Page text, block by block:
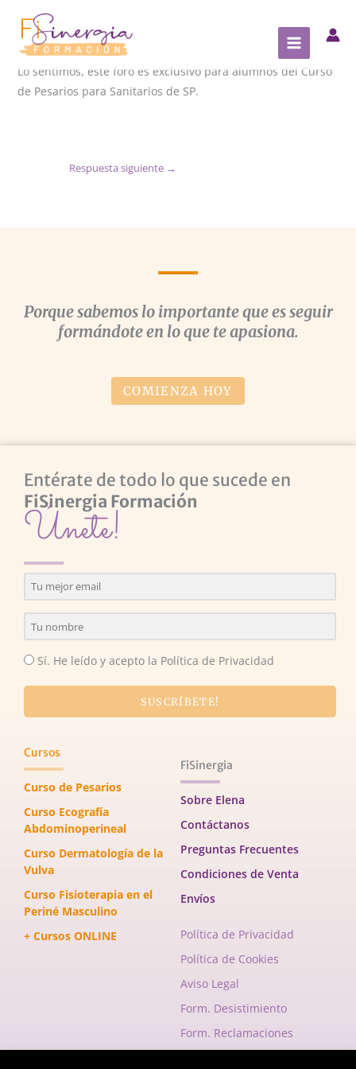
contenido
Lo sentimos, este foro es exclusivo para alumnos del Curso
de Pesarios para Sanitarios de SP.
Respuesta siguiente →
Porque sabemos lo importante que es seguir
formándote en lo que te apasiona.
COMIENZA HOY
Entérate de todo lo que sucede en
FiSinergia Formación
Únete!
Sí. He leído y acepto la Política de Privacidad
SUSCRÍBETE!
Cursos
Curso de Pesarios
Curso Ecografía
Abdominoperineal
Curso Dermatología de la
Vulva
Curso Fisioterapia en el
Periné Masculino
+ Cursos ONLINE
FiSinergia
Sobre Elena
Contáctanos
Preguntas Frecuentes
Condiciones de Venta
Envíos
Política de Privacidad
Política de Cookies
Aviso Legal
Form. Desistimiento
Form. Reclamaciones